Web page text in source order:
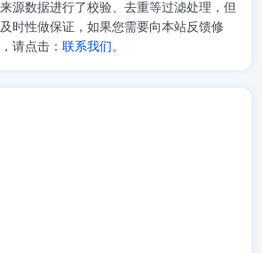
源数据进行了校验、去重等过滤处理，但
时性做保证，如果您需要向本站反馈修
请点击： 联系我们 。